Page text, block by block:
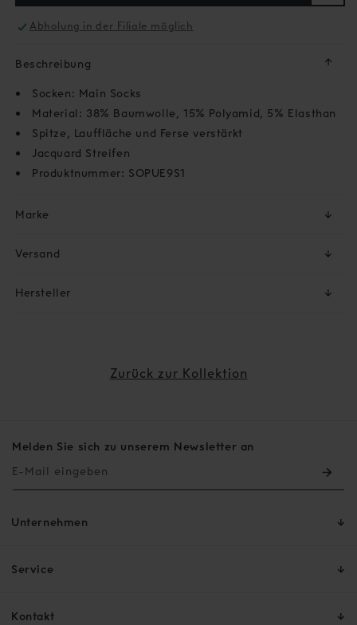
Abholung in der Filiale möglich
Beschreibung ↓
Socken: Main Socks
Material: 38% Baumwolle, 15% Polyamid, 5% Elasthan
Spitze, Lauffläche und Ferse verstärkt
Jacquard Streifen
Produktnummer: SOPUE9S1
Marke ↓
Versand ↓
Hersteller ↓
Zurück zur Kollektion
Unternehmen
Service
Kontakt
Melden Sie sich zu unserem Newsletter an
E-Mail eingeben